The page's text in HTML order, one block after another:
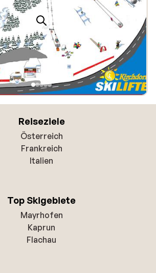
Reiseziele
Österreich
Frankreich
Italien
Top Skigebiete
Mayrhofen
Kaprun
Flachau